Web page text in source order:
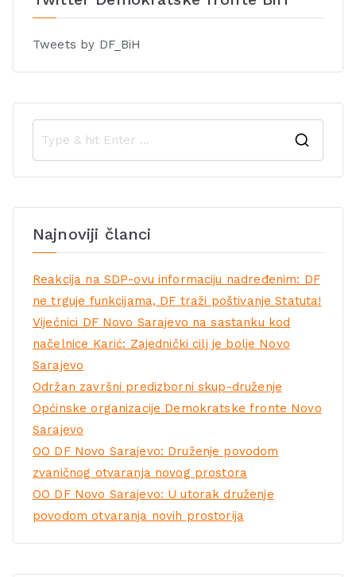
Tweets by DF_BiH
Najnoviji članci
Reakcija na SDP-ovu informaciju nadređenim: DF
ne trguje funkcijama, DF traži poštivanje Statuta!
Vijećnici DF Novo Sarajevo na sastanku kod
načelnice Karić: Zajednički cilj je bolje Novo
Sarajevo
Održan završni predizborni skup-druženje
Općinske organizacije Demokratske fronte Novo
Sarajevo
OO DF Novo Sarajevo: Druženje povodom
zvaničnog otvaranja novog prostora
OO DF Novo Sarajevo: U utorak druženje
povodom otvaranja novih prostorija